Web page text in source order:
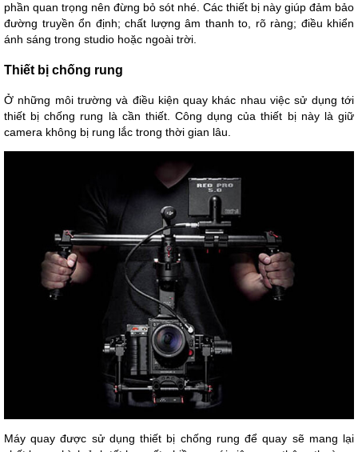
phần quan trọng nên đừng bỏ sót nhé. Các thiết bị này giúp đảm bảo
đường truyền ổn định; chất lượng âm thanh to, rõ ràng; điều khiển
ánh sáng trong studio hoặc ngoài trời.
Thiết bị chống rung
Ở những môi trường và điều kiện quay khác nhau việc sử dụng tới
thiết bị chống rung là cần thiết. Công dụng của thiết bị này là giữ
camera không bị rung lắc trong thời gian lâu.
Máy quay được sử dụng thiết bị chống rung để quay sẽ mang lại